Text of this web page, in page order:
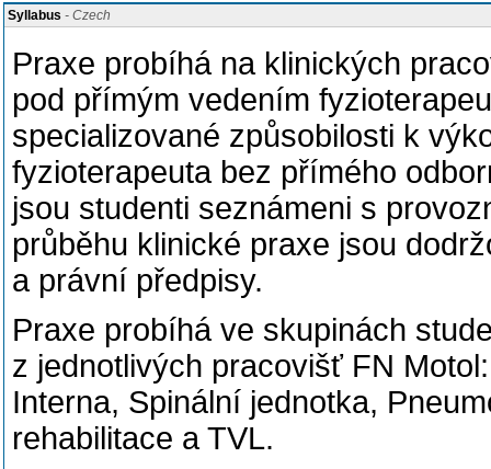
Syllabus - Czech
Praxe probíhá na klinických
pod přímým vedením
specializované způsobilosti k
fyzioterapeuta bez přímého
jsou studenti seznámeni s
průběhu klinické praxe jsou
a právní předpisy.
Praxe probíhá ve skupinách
z jednotlivých pracovišť FN
Interna, Spinální jednotka,
rehabilitace a TVL.